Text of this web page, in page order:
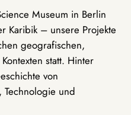
Museum in Berlin
Karibik – unsere Projekte
geografischen,
statt. Hinter
von
Technologie und